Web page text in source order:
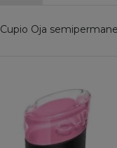
Cupio Oja